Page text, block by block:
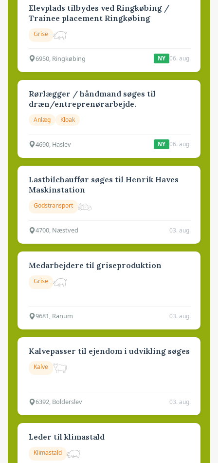
Elevplads tilbydes ved Ringkøbing /
Trainee placement Ringkøbing
Grise
6950, Ringkøbing NY 06. aug.
Rørlægger / håndmand søges til
dræn/entreprenørarbejde.
Anlæg Kloak
4690, Haslev NY 06. aug.
Lastbilchauffør søges til Henrik Haves
Maskinstation
Godstransport
4700, Næstved 03. aug.
Medarbejdere til griseproduktion
Grise
9681, Ranum 03. aug.
Kalvepasser til ejendom i udvikling søges
Kalve
6392, Bolderslev 03. aug.
Leder til klimastald
Klimastald